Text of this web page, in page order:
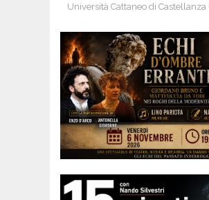
Università Cattaneo di Castellanza